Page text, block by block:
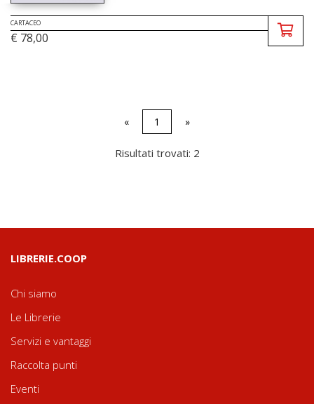
CARTACEO
€ 78,00
« 1 »
Risultati trovati: 2
LIBRERIE.COOP
Chi siamo
Le Librerie
Servizi e vantaggi
Raccolta punti
Eventi